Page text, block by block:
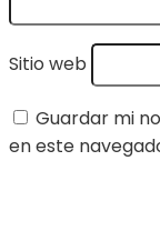
Sitio web
Guardar mi
en este